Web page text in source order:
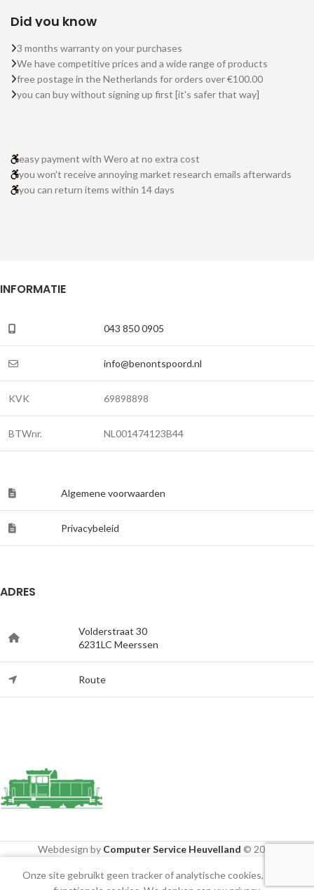
Did you know
3 months warranty on your purchases
We have competitive prices and a wide range of products
free postage in the Netherlands for orders over €100.00
you can buy without signing up first [it's safer that way]
easy payment with Wero at no extra cost
you won't receive annoying market research emails afterwards
you can return items within 14 days
INFORMATIE
043 850 0905
info@benontspoord.nl
KVK 69898898
BTWnr. NL001474123B44
Algemene voorwaarden
Privacybeleid
ADRES
Volderstraat 30
6231LC Meerssen
Route
Webdesign by Computer Service Heuvelland © 2020
Mijn account
Onze site gebruikt geen tracker of analytische cookies, alleen